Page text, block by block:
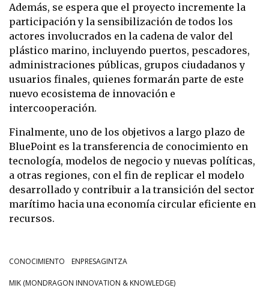
Además, se espera que el proyecto incremente la
participación y la sensibilización de todos los
actores involucrados en la cadena de valor del
plástico marino, incluyendo puertos, pescadores,
administraciones públicas, grupos ciudadanos y
usuarios finales, quienes formarán parte de este
nuevo ecosistema de innovación e
intercooperación.
Finalmente, uno de los objetivos a largo plazo de
BluePoint es la transferencia de conocimiento en
tecnología, modelos de negocio y nuevas políticas,
a otras regiones, con el fin de replicar el modelo
desarrollado y contribuir a la transición del sector
marítimo hacia una economía circular eficiente en
recursos.
CONOCIMIENTO ENPRESAGINTZA
MIK (MONDRAGON INNOVATION & KNOWLEDGE)